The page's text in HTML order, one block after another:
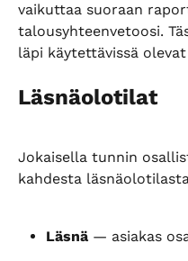
vaikuttaa suoraan
talousyhteenvetoosi.
läpi käytettävissä
Läsnäolotilat
Jokaisella tunnin
kahdesta
Läsnä — asiakas